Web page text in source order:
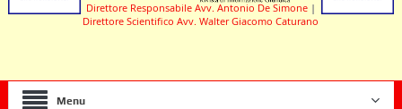
Direttore Responsabile Avv. Antonio De Simone |
Direttore Scientifico Avv. Walter Giacomo Caturano
Menu